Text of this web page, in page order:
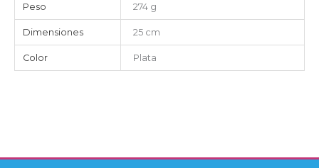
Peso 274 g
Dimensiones 25 cm
Color Plata